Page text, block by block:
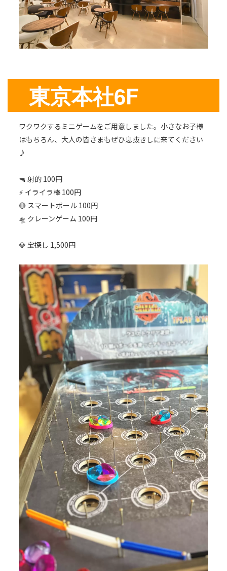
東京本社6F
ワクワクするミニゲームをご用意しました。小さなお子様
はもちろん、大人の皆さまもぜひ息抜きしに来てください
♪
🔫 射的 100円
⚡ イライラ棒 100円
🔴 スマートボール 100円
🛸 クレーンゲーム 100円
💎 宝探し 1,500円